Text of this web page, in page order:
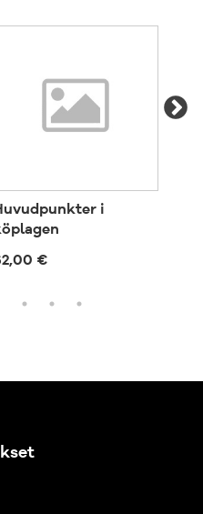
i
€